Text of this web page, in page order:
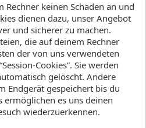
WARENKORB
favorite_border
mehr erhältlich
anzuzeigen
Rechner keinen Schaden an und
dienen dazu, unser Angebot
und sicherer zu machen.
die auf deinem Rechner
der von uns verwendeten
Cookies”. Sie werden
gelöscht. Andere
Endgerät gespeichert bis du
ermöglichen es uns deinen
wiederzuerkennen.